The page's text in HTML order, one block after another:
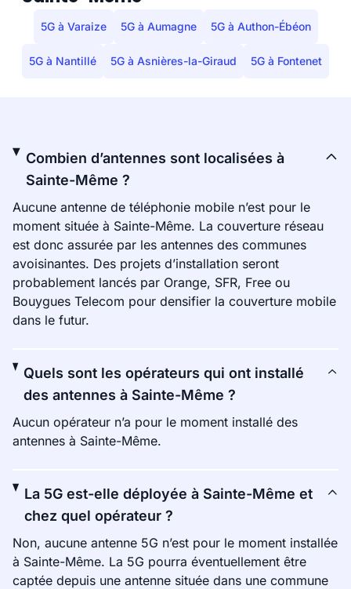
5G à Varaize 5G à Aumagne 5G à Authon-Ébéon
5G à Nantillé 5G à Asnières-la-Giraud 5G à Fontenet
Combien d’antennes sont localisées à
Sainte-Même ?
Aucune antenne de téléphonie mobile n’est pour le
moment située à Sainte-Même. La couverture réseau
est donc assurée par les antennes des communes
avoisinantes. Des projets d’installation seront
probablement lancés par Orange, SFR, Free ou
Bouygues Telecom pour densifier la couverture mobile
dans le futur.
Quels sont les opérateurs qui ont installé
des antennes à Sainte-Même ?
Aucun opérateur n’a pour le moment installé des
antennes à Sainte-Même.
La 5G est-elle déployée à Sainte-Même et
chez quel opérateur ?
Non, aucune antenne 5G n’est pour le moment installée
à Sainte-Même. La 5G pourra éventuellement être
captée depuis une antenne située dans une commune